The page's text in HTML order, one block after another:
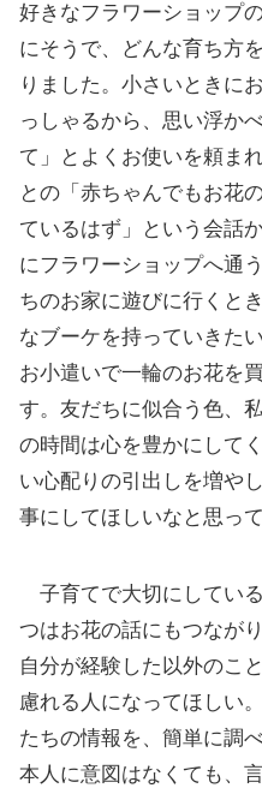
好きなフラワーショップ
にそうで、どんな育ち方
りました。小さいとき
っしゃるから、思い浮か
て」とよくお使いを頼ま
との「赤ちゃんでもお花
ているはず」という会話
にフラワーショップへ通
ちのお家に遊びに行くと
なブーケを持っていきた
お小遣いで一輪のお花を
す。友だちに似合う色、
の時間は心を豊かにして
い心配りの引出しを増や
事にしてほしいなと思って
子育てで大切にしてい
つはお花の話にもつなが
自分が経験した以外のこ
慮れる人になってほしい
たちの情報を、簡単に調
本人に意図はなくても、